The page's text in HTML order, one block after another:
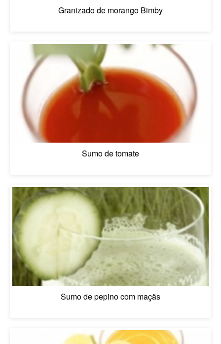
Granizado de morango Bimby
Sumo de tomate
Sumo de pepino com maçãs